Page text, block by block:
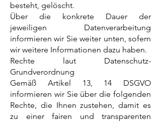
besteht, gelöscht.
Über die konkrete Dauer der
jeweiligen Datenverarbeitung
informieren wir Sie weiter unten, sofern
wir weitere Informationen dazu haben.
Rechte laut Datenschutz-
Grundverordnung
Gemäß Artikel 13, 14 DSGVO
informieren wir Sie über die folgenden
Rechte, die Ihnen zustehen, damit es
zu einer fairen und transparenten